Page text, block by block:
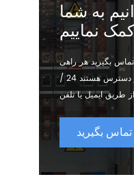
به شما
کمک نماییم
تماس بگیرید هر راهی
مناسب برای شما. ما در دسترس هستند 24 /
تماس بگیرید